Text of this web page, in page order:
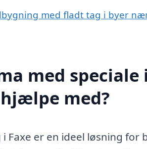
med fladt tag i byer
med
med?
Faxe er en ideel løsning